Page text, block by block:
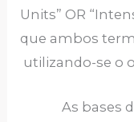
Units” OR
que ambos
utilizando-se o
As bases de